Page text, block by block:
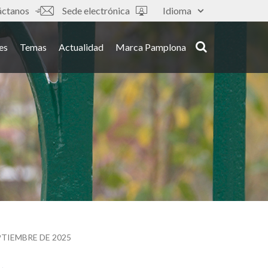
Idioma
Sede electrónica
Temas Actualidad Marca Pamplona
DE 2025